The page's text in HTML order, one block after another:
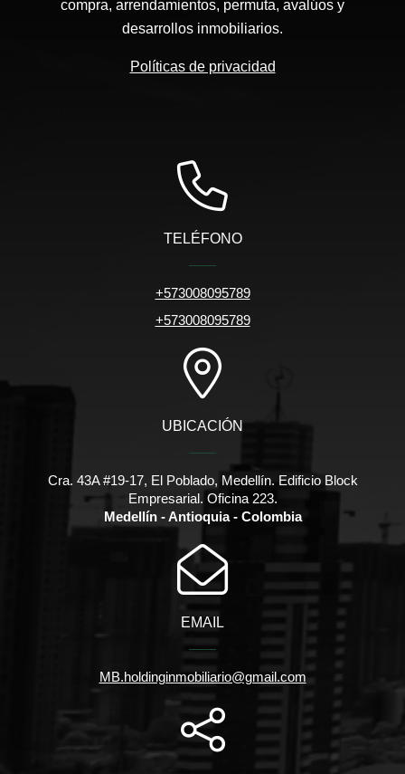
compra, arrendamientos, permuta, avalúos y
desarrollos inmobiliarios.
Políticas de privacidad
TELÉFONO
+573008095789
+573008095789
UBICACIÓN
Cra. 43A #19-17, El Poblado, Medellín. Edificio Block
Empresarial. Oficina 223.
Medellín - Antioquia - Colombia
EMAIL
MB.holdinginmobiliario@gmail.com